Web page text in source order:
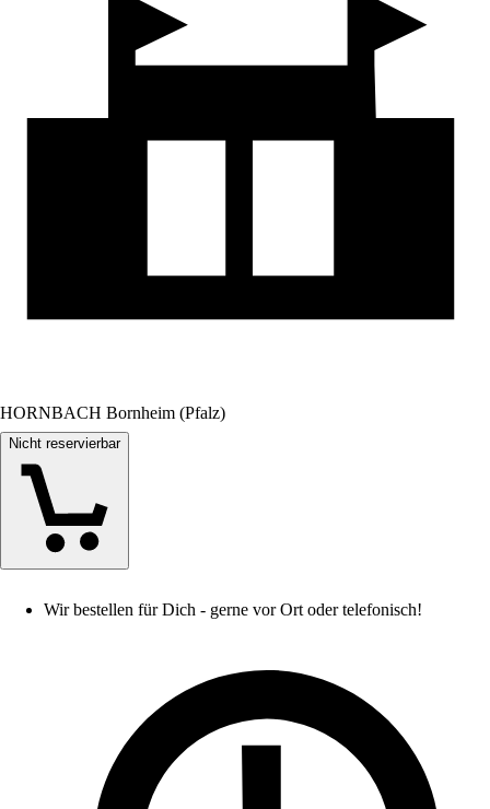
HORNBACH Bornheim (Pfalz)
Nicht reservierbar
Wir bestellen für Dich - gerne vor Ort oder telefonisch!